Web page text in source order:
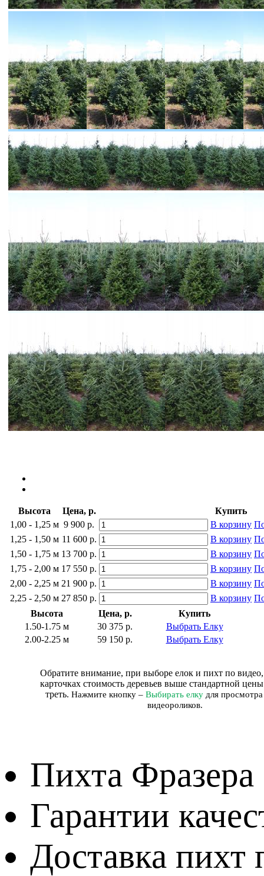
Высота Цена, р.
Купить
1,00 - 1,25 м 9 900 р. В корзину
1,25 - 1,50 м 11 600 р. В корзину
1,50 - 1,75 м 13 700 р. В корзину
1,75 - 2,00 м 17 550 р. В корзину
2,00 - 2,25 м 21 900 р. В корзину
2,25 - 2,50 м 27 850 р. В корзину
Высота
Цена, р.
Купить
1.50-1.75 м
30 375 р.
Выбрать Елку
2.00-2.25 м
59 150 р. Выбрать Елку
Обратите внимание, при выборе елок и пихт по видео,
карточках стоимость деревьев выше стандартной
треть. Нажмите кнопку – Выбирать елкудля
видеороликов.
Пихта Фразера
Гарантии
Доставка пихт